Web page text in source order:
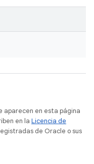
aparecen en esta página
en la Licencia de
de Oracle o sus